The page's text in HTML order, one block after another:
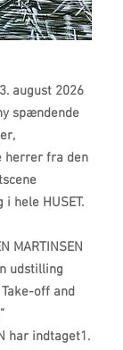
august 2026
spændende
herrer fra den
hele HUSET.
MARTINSEN
udstilling
off and
har indtaget1.